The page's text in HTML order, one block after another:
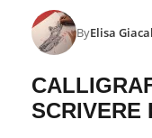
ByElisa
SCRIVERE